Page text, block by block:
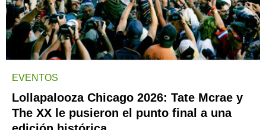
EVENTOS
Lollapalooza Chicago 2026: Tate Mcrae y
The XX le pusieron el punto final a una